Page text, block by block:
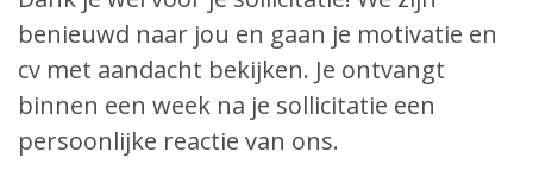
benieuwd naar jou en gaan je motivatie en
cv met aandacht bekijken. Je ontvangt
binnen een week na je sollicitatie een
persoonlijke reactie van ons.